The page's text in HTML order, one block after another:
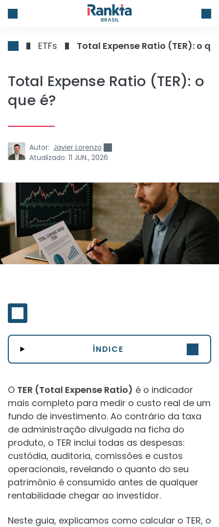
BRASIL
ETFs Total Expense Ratio (TER): o
Total Expense Ratio (TER): o
que é?
Autor: Javier Lorenzo
Atualizado: 11 JUN., 2026
ÍNDICE
O TER (Total Expense Ratio) é o indicador
mais completo para medir o custo real de um
fundo de investimento. Ao contrário da taxa
de administração divulgada na ficha do
produto, o TER inclui todas as despesas:
custódia, auditoria, comissões e custos
operacionais, revelando o quanto do seu
patrimônio é consumido antes de qualquer
rentabilidade chegar ao investidor.
Neste guia, explicamos como calcular o TER, o